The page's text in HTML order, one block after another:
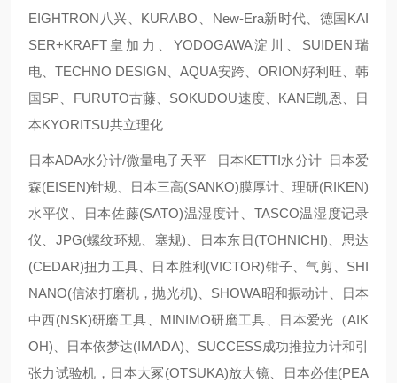
EIGHTRON八兴、KURABO、New-Era新时代、德国KAI
SER+KRAFT皇加力、YODOGAWA淀川、SUIDEN瑞
电、TECHNO DESIGN、AQUA安跨、ORION好利旺、韩
国SP、FURUTO古藤、SOKUDOU速度、KANE凯恩、日
本KYORITSU共立理化
日本ADA水分计/微量电子天平 日本KETTI水分计 日本爱
森(EISEN)针规、日本三高(SANKO)膜厚计、理研(RIKEN)
水平仪、日本佐藤(SATO)温湿度计、TASCO温湿度记录
仪、JPG(螺纹环规、塞规)、日本东日(TOHNICHI)、思达
(CEDAR)扭力工具、日本胜利(VICTOR)钳子、气剪、SHI
NANO(信浓打磨机，抛光机)、SHOWA昭和振动计、日本
中西(NSK)研磨工具、MINIMO研磨工具、日本爱光（AIK
OH)、日本依梦达(IMADA)、SUCCESS成功推拉力计和引
张力试验机，日本大冢(OTSUKA)放大镜、日本必佳(PEA